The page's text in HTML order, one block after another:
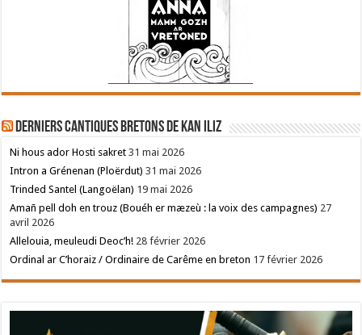
Derniers cantiques bretons de Kan Iliz
Ni hous ador Hosti sakret 31 mai 2026
Intron a Grénenan (Ploërdut) 31 mai 2026
Trinded Santel (Langoëlan) 19 mai 2026
Amañ pell doh en trouz (Bouéh er mæzeù : la voix des campagnes) 27
avril 2026
Allelouia, meuleudi Deoc’h! 28 février 2026
Ordinal ar C’horaiz / Ordinaire de Carême en breton 17 février 2026